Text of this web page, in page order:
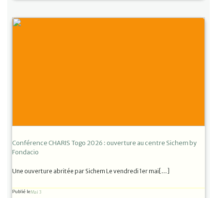
Conférence CHARIS Togo 2026 : ouverture au centre Sichem by
Fondacio
Une ouverture abritée par Sichem Le vendredi 1er mai[…]
Publié leMai 3